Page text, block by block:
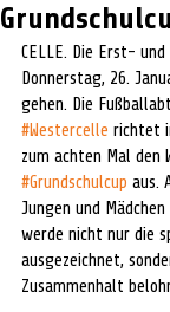
CELLE. Die Erst-
Donnerstag, 26.
gehen. Die
#Westercelle richtet
zum achten Mal den
#Grundschulcup aus.
Jungen und
werde nicht nur die
ausgezeichnet,
Zusammenhalt